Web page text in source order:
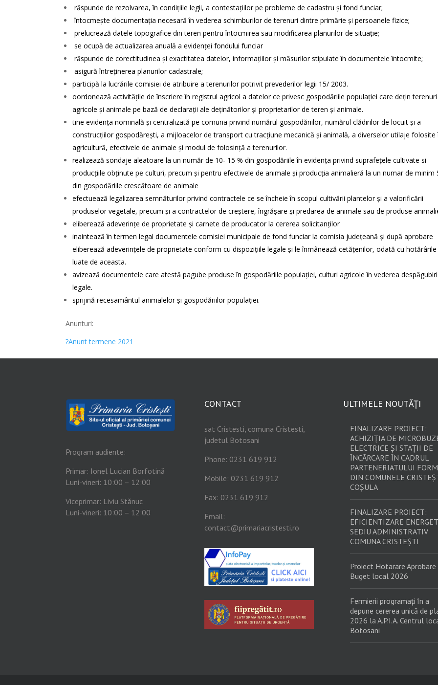
răspunde de rezolvarea, în condiţiile legii, a contestaţiilor pe probleme de cadastru şi fond funciar;
întocmeşte documentaţia necesară în vederea schimburilor de terenuri dintre primărie şi persoanele fizice;
prelucrează datele topografice din teren pentru întocmirea sau modificarea planurilor de situaţie;
se ocupă de actualizarea anuală a evidenţei fondului funciar
răspunde de corectitudinea şi exactitatea datelor, informaţiilor şi măsurilor stipulate în documentele întocmite;
asigură întreţinerea planurilor cadastrale;
participă la lucrările comisiei de atribuire a terenurilor potrivit prevederilor legii 15/ 2003.
oordonează activităţile de înscriere în registrul agricol a datelor ce privesc gospodăriile populaţiei care deţin terenuri
agricole şi animale pe bază de declaraţii ale deţinătorilor şi proprietarilor de teren şi animale.
tine evidenţa nominală şi centralizată pe comuna privind numărul gospodăriilor, numărul clădirilor de locuit şi a
construcţiilor gospodăreşti, a mijloacelor de transport cu tracţiune mecanică şi animală, a diverselor utilaje folosite
agricultură, efectivele de animale şi modul de folosinţă a terenurilor.
realizează sondaje aleatoare la un număr de 10- 15 % din gospodăriile în evidenţa privind suprafeţele cultivate si
producţiile obţinute pe culturi, precum şi pentru efectivele de animale şi producţia animalieră la un numar de minim
din gospodăriile crescătoare de animale
efectuează legalizarea semnăturilor privind contractele ce se încheie în scopul cultivării plantelor şi a valorificării
produselor vegetale, precum şi a contractelor de creştere, îngrăşare şi predarea de animale sau de produse
eliberează adeverinţe de proprietate şi carnete de producator la cererea solicitanţilor
inaintează în termen legal documentele comisiei municipale de fond funciar la comisia judeţeană şi după aprobare
eliberează adeverinţele de proprietate conform cu dispoziţiile legale şi le înmânează cetăţenilor, odată cu hotărârile
luate de aceasta.
avizează documentele care atestă pagube produse în gospodăriile populaţiei, culturi agricole în vederea
legale.
sprijină recesamântul animalelor şi gospodăriilor populaţiei.
Anunturi:
?Anunt termene 2021
Program audiente:
Primar: Ionel Lucian Borfotină
Luni-vineri: 10:00 – 12:00
Viceprimar: Liviu Stănuc
Luni-vineri: 10:00 – 12:00
CONTACT
sat Cristesti, comuna Cristesti,
judetul Botosani
Phone: 0231 619 912
Mobile: 0231 619 912
Fax: 0231 619 912
Email:
contact@primariacristesti.ro
ULTIMELE NOUTĂȚI
FINALIZARE PROIECT:
ACHIZIȚIA DE
ELECTRICE ȘI STAȚII DE
ÎNCĂRCARE ÎN CADRUL
PARTENERIATULUI
DIN COMUNELE
COȘULA
FINALIZARE PROIECT:
EFICIENTIZARE
SEDIU ADMINISTRATIV
COMUNA CRISTEȘTI
Proiect Hotarare Aprobare
Buget local 2026
Fermierii programați în a
depune cererea unică de
2026 la A.P.I.A. Centrul
Botosani